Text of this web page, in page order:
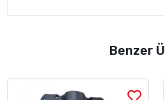
Benzer